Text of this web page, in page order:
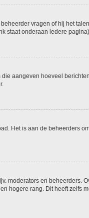
vragen of hij het
staat onderaan iedere
aangeven hoeveel
Het is aan de beheerders
moderators en beheerders.
hogere rang. Dit heeft zelfs